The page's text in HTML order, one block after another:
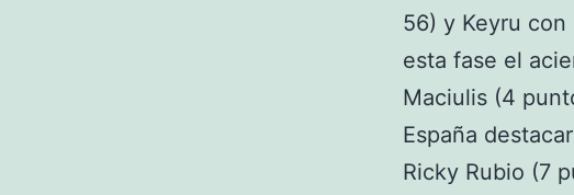
56) y Keyru
esta fase el
Maciulis (4
España
Ricky Rubio (7